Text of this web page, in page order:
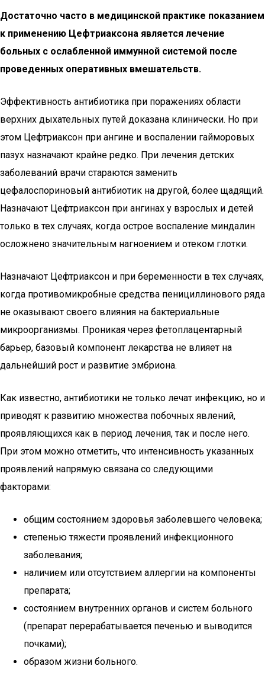
Достаточно часто в медицинской практике показанием
к применению Цефтриаксона является лечение
больных с ослабленной иммунной системой после
проведенных оперативных вмешательств.
Эффективность антибиотика при поражениях области
верхних дыхательных путей доказана клинически. Но при
этом Цефтриаксон при ангине и воспалении гайморовых
пазух назначают крайне редко. При лечения детских
заболеваний врачи стараются заменить
цефалоспориновый антибиотик на другой, более щадящий.
Назначают Цефтриаксон при ангинах у взрослых и детей
только в тех случаях, когда острое воспаление миндалин
осложнено значительным нагноением и отеком глотки.
Назначают Цефтриаксон и при беременности в тех случаях,
когда противомикробные средства пенициллинового ряда
не оказывают своего влияния на бактериальные
микроорганизмы. Проникая через фетоплацентарный
барьер, базовый компонент лекарства не влияет на
дальнейший рост и развитие эмбриона.
Как известно, антибиотики не только лечат инфекцию, но и
приводят к развитию множества побочных явлений,
проявляющихся как в период лечения, так и после него.
При этом можно отметить, что интенсивность указанных
проявлений напрямую связана со следующими
факторами:
общим состоянием здоровья заболевшего человека;
степенью тяжести проявлений инфекционного
заболевания;
наличием или отсутствием аллергии на компоненты
препарата;
состоянием внутренних органов и систем больного
(препарат перерабатывается печенью и выводится
почками);
образом жизни больного.